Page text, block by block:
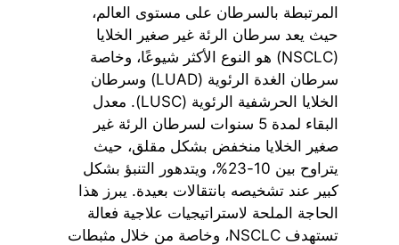
المرتبطة بالسرطان على مستوى العالم،
حيث يعد سرطان الرئة غير صغير الخلايا
(NSCLC) هو النوع الأكثر شيوعًا، وخاصة
سرطان الغدة الرئوية (LUAD) وسرطان
الخلايا الحرشفية الرئوية (LUSC). معدل
البقاء لمدة 5 سنوات لسرطان الرئة غير
صغير الخلايا منخفض بشكل مقلق، حيث
يتراوح بين 10-23%، ويتدهور التنبؤ بشكل
كبير عند تشخيصه بانتقالات بعيدة. يبرز هذا
الحاجة الملحة لاستراتيجيات علاجية فعالة
تستهدف NSCLC، وخاصة من خلال مثبطات